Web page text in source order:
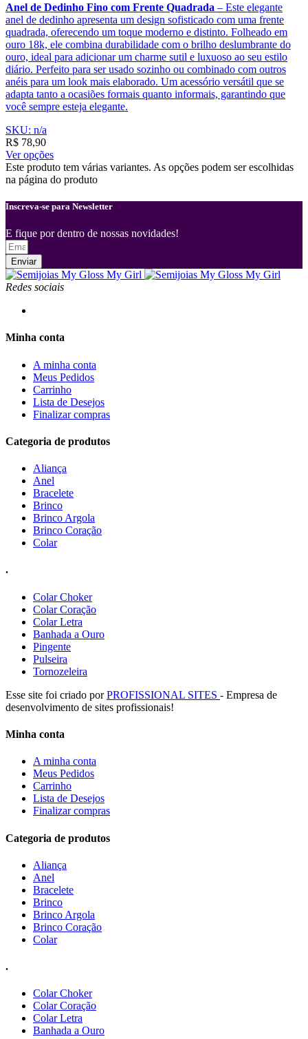
Anel de Dedinho Fino com Frente Quadrada – Este elegante
anel de dedinho apresenta um design sofisticado com uma frente
quadrada, oferecendo um toque moderno e distinto. Folheado em
ouro 18k, ele combina durabilidade com o brilho deslumbrante do
ouro, ideal para adicionar um charme sutil e luxuoso ao seu estilo
diário. Perfeito para ser usado sozinho ou combinado com outros
anéis para um look mais elaborado. Um acessório versátil que se
adapta tanto a ocasiões formais quanto informais, garantindo que
você sempre esteja elegante.
SKU: n/a
R$ 78,90
Ver opções
Este produto tem várias variantes. As opções podem ser escolhidas
na página do produto
Inscreva-se para Newsletter
E fique por dentro de nossas novidades!
Enviar
Redes sociais
Minha conta
A minha conta
Meus Pedidos
Carrinho
Lista de Desejos
Finalizar compras
Categoria de produtos
Aliança
Anel
Bracelete
Brinco
Brinco Argola
Brinco Coração
Colar
.
Colar Choker
Colar Coração
Colar Letra
Banhada a Ouro
Pingente
Pulseira
Tornozeleira
Esse site foi criado porPROFISSIONAL SITES - Empresa de
desenvolvimento de sites profissionais!
Minha conta
A minha conta
Meus Pedidos
Carrinho
Lista de Desejos
Finalizar compras
Categoria de produtos
Aliança
Anel
Bracelete
Brinco
Brinco Argola
Brinco Coração
Colar
.
Colar Choker
Colar Coração
Colar Letra
Banhada a Ouro